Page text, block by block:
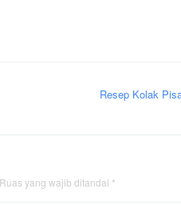
Resep Kolak
Ruas yang wajib ditandai *